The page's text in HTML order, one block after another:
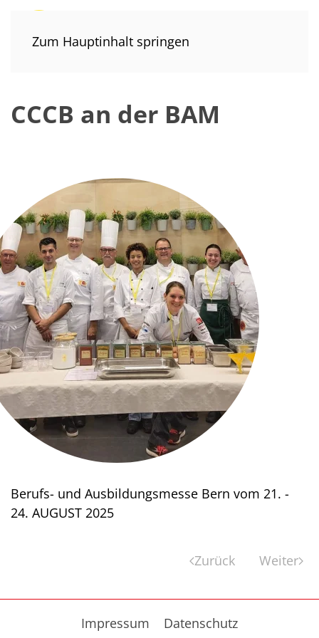
Zum Hauptinhalt springen
CCCB an der BAM
Berufs- und Ausbildungsmesse Bern vom 21. -
24. AUGUST 2025
Zurück Weiter
Impressum Datenschutz